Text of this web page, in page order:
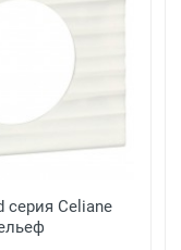
серия Celiane